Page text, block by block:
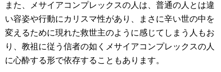
また、メサイアコンプレックスの人は、普通の人とは違
い容姿や行動にカリスマ性があり、まさに辛い世の中を
変えるために現れた救世主のように感じてしまう人もお
り、教祖に従う信者の如くメサイアコンプレックスの人
に心酔する形で依存することもあります。